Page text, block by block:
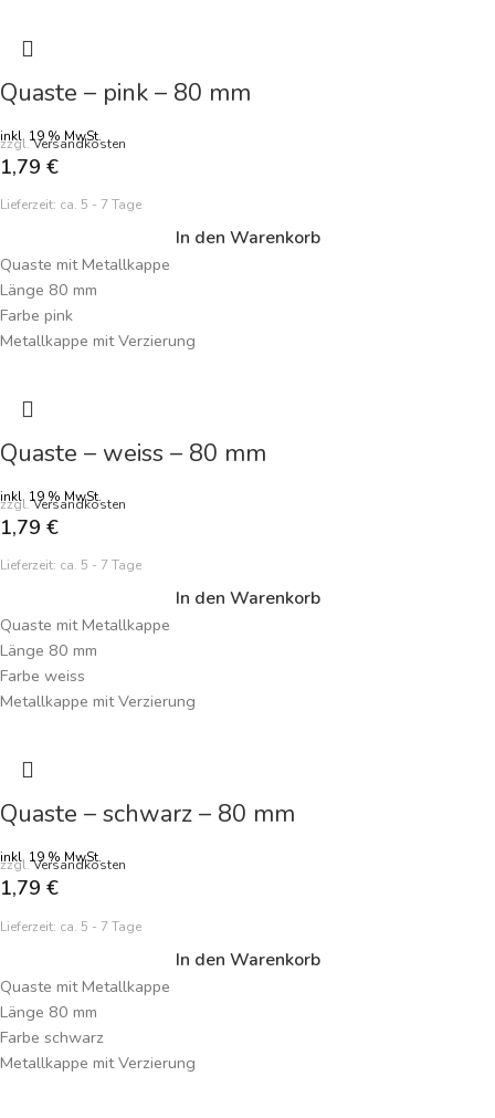
Quaste – pink – 80 mm
inkl. 19 % MwSt.
zzgl.Versandkosten
1,79 €
Lieferzeit: ca. 5 - 7 Tage
In den Warenkorb
Quaste mit Metallkappe
Länge 80 mm
Farbe pink
Metallkappe mit Verzierung
Quaste – weiss – 80 mm
inkl. 19 % MwSt.
zzgl.Versandkosten
1,79 €
Lieferzeit: ca. 5 - 7 Tage
In den Warenkorb
Quaste mit Metallkappe
Länge 80 mm
Farbe weiss
Metallkappe mit Verzierung
Quaste – schwarz – 80 mm
inkl. 19 % MwSt.
zzgl.Versandkosten
1,79 €
Lieferzeit: ca. 5 - 7 Tage
In den Warenkorb
Quaste mit Metallkappe
Länge 80 mm
Farbe schwarz
Metallkappe mit Verzierung